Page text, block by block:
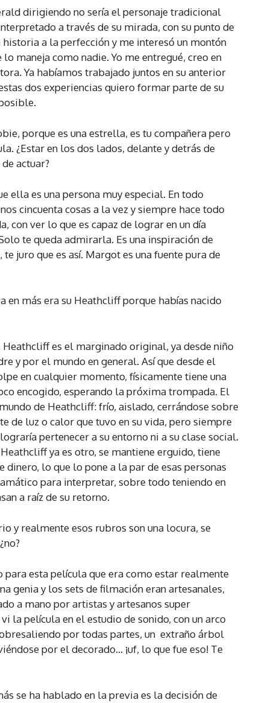
dirigiendo no sería el personaje tradicional
a través de su mirada, con su punto de
a la perfección y me interesó un montón
maneja como nadie. Yo me entregué, creo en
Ya habíamos trabajado juntos en su anterior
dos experiencias quiero formar parte de su
porque es una estrella, es tu compañera pero
¿Estar en los dos lados, delante y detrás de
actuar?
ella es una persona muy especial. En todo
cincuenta cosas a la vez y siempre hace todo
con ver lo que es capaz de lograr en un día
te queda admirarla. Es una inspiración de
juro que es así. Margot es una fuente pura de
en más era su Heathcliff porque habías nacido
es el marginado original, ya desde niño
y por el mundo en general. Así que desde el
en cualquier momento, físicamente tiene una
encogido, esperando la próxima trompada. El
de Heathcliff: frío, aislado, cerrándose sobre
de luz o calor que tuvo en su vida, pero siempre
pertenecer a su entorno ni a su clase social.
ya es otro, se mantiene erguido, tiene
lo que lo pone a la par de esas personas
para interpretar, sobre todo teniendo en
a raíz de su retorno.
y realmente esos rubros son una locura, se
para esta película que era como estar realmente
genia y los sets de filmación eran artesanales,
a mano por artistas y artesanos super
la película en el estudio de sonido, con un arco
por todas partes, un extraño árbol
por el decorado… ¡uf, lo que fue eso! Te
se ha hablado en la previa es la decisión de